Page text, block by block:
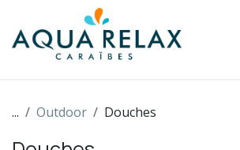
Se rendre au contenu
... Outdoor Douches